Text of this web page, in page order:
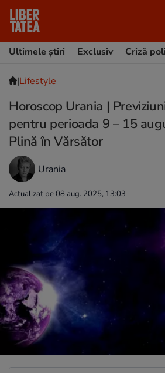
Ultimele știri
Exclusiv Criză
|Lifestyle
Horoscop Urania |
pentru perioada 9 – 15
Plină în Vărsător
Urania
Actualizat pe 08 aug. 2025, 13:03